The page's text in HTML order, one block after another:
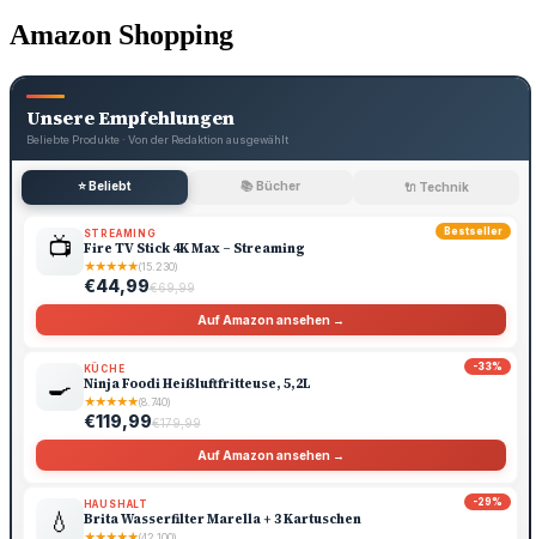
Amazon Shopping
Unsere Empfehlungen
Beliebte Produkte · Von der Redaktion ausgewählt
⭐ Beliebt 📚 Bücher 🔌 Technik
Bestseller
📺 STREAMING
Fire TV Stick 4K Max – Streaming
★★★★★(15.230)
€44,99€69,99
Auf Amazon ansehen →
-33%
🍳
KÜCHE
Ninja Foodi Heißluftfritteuse, 5,2L
★★★★★(8.740)
€119,99€179,99
Auf Amazon ansehen →
-29%
💧
HAUSHALT
Brita Wasserfilter Marella + 3 Kartuschen